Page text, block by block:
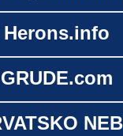
Herons.info
GRUDE.com